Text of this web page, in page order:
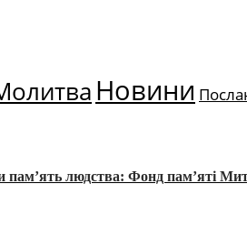
Новини
пам’ять людства: Фонд пам’яті